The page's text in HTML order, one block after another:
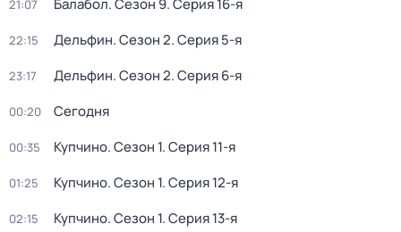
21:07 Балабол. Сезон 9. Серия 16-я
22:15 Дельфин. Сезон 2. Серия 5-я
23:17 Дельфин. Сезон 2. Серия 6-я
00:20 Сегодня
00:35 Купчино. Сезон 1. Серия 11-я
01:25 Купчино. Сезон 1. Серия 12-я
02:15 Купчино. Сезон 1. Серия 13-я